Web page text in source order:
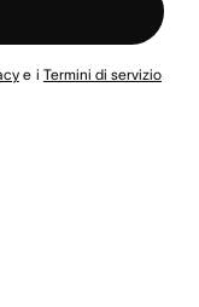
e i Termini di servizio